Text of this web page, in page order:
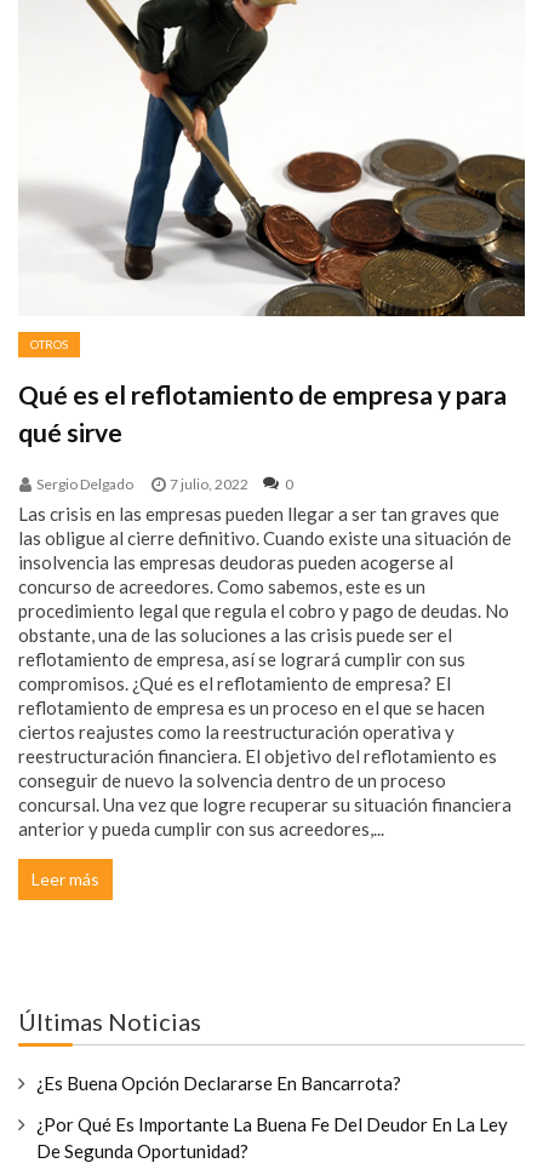
OTROS
Qué es el reflotamiento de empresa y para
qué sirve
Sergio Delgado 7 julio, 2022 0
Las crisis en las empresas pueden llegar a ser tan graves que
las obligue al cierre definitivo. Cuando existe una situación de
insolvencia las empresas deudoras pueden acogerse al
concurso de acreedores. Como sabemos, este es un
procedimiento legal que regula el cobro y pago de deudas. No
obstante, una de las soluciones a las crisis puede ser el
reflotamiento de empresa, así se logrará cumplir con sus
compromisos. ¿Qué es el reflotamiento de empresa? El
reflotamiento de empresa es un proceso en el que se hacen
ciertos reajustes como la reestructuración operativa y
reestructuración financiera. El objetivo del reflotamiento es
conseguir de nuevo la solvencia dentro de un proceso
concursal. Una vez que logre recuperar su situación financiera
anterior y pueda cumplir con sus acreedores,...
Leer más
Últimas Noticias
¿Es Buena Opción Declararse En Bancarrota?
¿Por Qué Es Importante La Buena Fe Del Deudor En La Ley
De Segunda Oportunidad?